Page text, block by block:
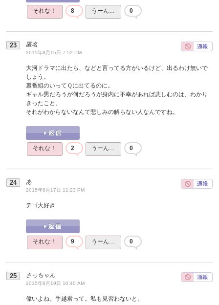
それな！ 8 うーん… 0
匿名
2015年8月15日 7:52 PM
大河ドラマに出たら、などと言ってる方がいるけど、出るわけ無いで
しょう。
裏番組のいってＱに出てるのに。
ギャル男だろうが何だろうが身内に不幸があれば悲しむのは、わかり
きったこと、
それがわからないなんて悲しみの解らない人なんですね。
それな！ 2 うーん… 0
あ
2015年8月17日 11:23 PM
テゴ大好き
それな！ 9 うーん… 0
さっちゃん
2015年8月19日 10:40 AM
偉いよね。手越君って。私も見習わないと。